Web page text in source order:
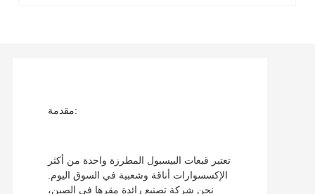
مقدمة:
تعتبر قبعات البيسبول المطرزة واحدة من أكثر
الإكسسوارات أناقة وشعبية في السوق اليوم.
نحن شركة تصنيع رائدة مقرها في الصين،